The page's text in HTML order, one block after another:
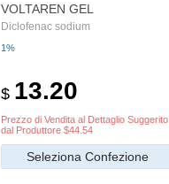
VOLTAREN GEL
Diclofenac sodium
1%
$ 13.20
Prezzo di Vendita al Dettaglio Suggerito
dal Produttore $44.54
Seleziona Confezione